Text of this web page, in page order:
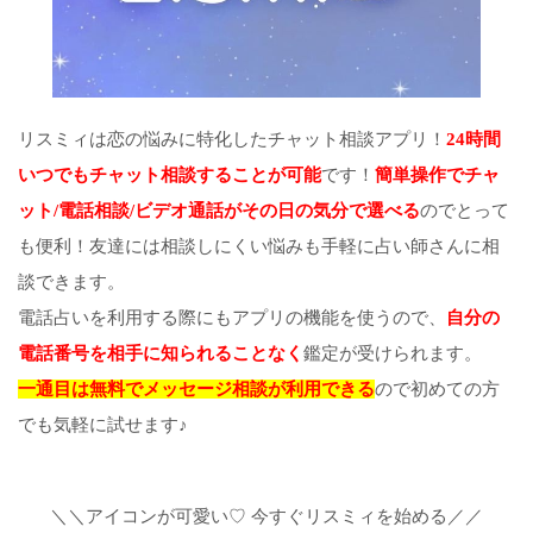
リスミィは恋の悩みに特化したチャット相談アプリ！ 24時間
いつでもチャット相談することが可能です！ 簡単操作でチャ
ット/電話相談/ビデオ通話がその日の気分で選べるのでとって
も便利！友達には相談しにくい悩みも手軽に占い師さんに相
談できます。
電話占いを利用する際にもアプリの機能を使うので、
自分の
電話番号を相手に知られることなく 鑑定が受けられます。
一通目は無料でメッセージ相談が利用できるので初めての方
でも気軽に試せます♪
＼＼アイコンが可愛い♡ 今すぐリスミィを始める／／